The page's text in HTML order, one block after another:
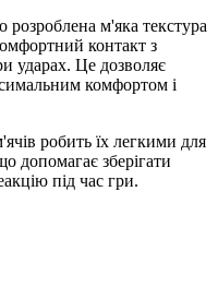
розроблена м'яка текстура
контакт з
ударах. Це дозволяє
комфортом і
робить їх легкими для
допомагає зберігати
під час гри.